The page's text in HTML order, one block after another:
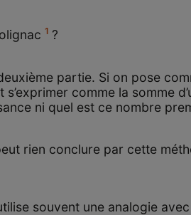
1 ?
partie. Si on pose
comme la somme
ni quel est ce nombre
rien conclure par cette
souvent une analogie